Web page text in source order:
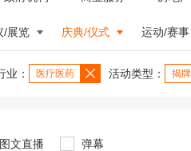
/展览 庆典/仪式 运动/赛事
业： 医疗医药 活动类型： 揭
图文直播 弹幕